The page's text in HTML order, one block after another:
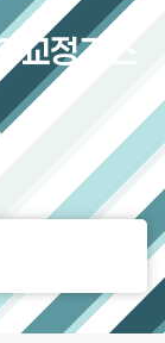
정가스